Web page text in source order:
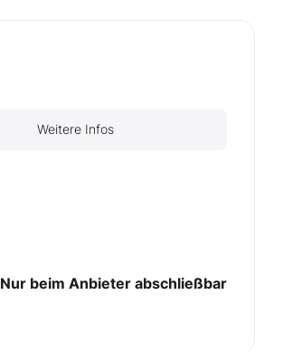
Weitere Infos
Nur beim Anbieter abschließbar